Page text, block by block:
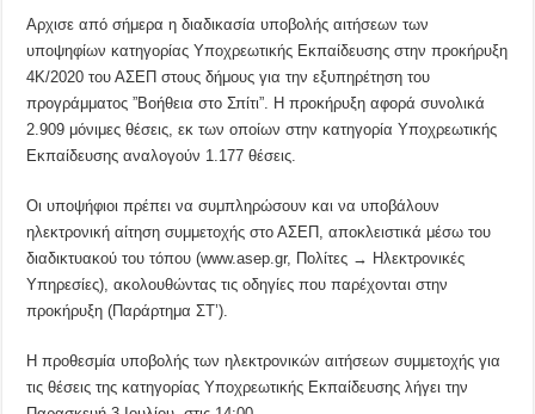
Αρχισε από σήμερα η διαδικασία υποβολής αιτήσεων των
υποψηφίων κατηγορίας Υποχρεωτικής Εκπαίδευσης στην προκήρυξη
4Κ/2020 του ΑΣΕΠ στους δήμους για την εξυπηρέτηση του
προγράμματος ”Βοήθεια στο Σπίτι”. Η προκήρυξη αφορά συνολικά
2.909 μόνιμες θέσεις, εκ των οποίων στην κατηγορία Υποχρεωτικής
Εκπαίδευσης αναλογούν 1.177 θέσεις.
Οι υποψήφιοι πρέπει να συμπληρώσουν και να υποβάλουν
ηλεκτρονική αίτηση συμμετοχής στο ΑΣΕΠ, αποκλειστικά μέσω του
διαδικτυακού του τόπου (www.asep.gr, Πολίτες → Ηλεκτρονικές
Υπηρεσίες), ακολουθώντας τις οδηγίες που παρέχονται στην
προκήρυξη (Παράρτημα ΣΤ’).
Η προθεσμία υποβολής των ηλεκτρονικών αιτήσεων συμμετοχής για
τις θέσεις της κατηγορίας Υποχρεωτικής Εκπαίδευσης λήγει την